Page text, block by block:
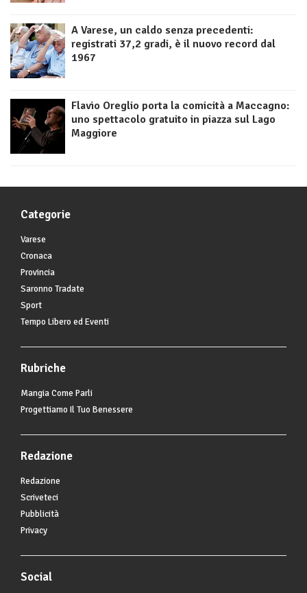
A Varese, un caldo senza precedenti:
registrati 37,2 gradi, è il nuovo record dal
1967
Flavio Oreglio porta la comicità a Maccagno:
uno spettacolo gratuito in piazza sul Lago
Maggiore
Categorie
Varese
Cronaca
Provincia
Saronno Tradate
Sport
Tempo Libero ed Eventi
Rubriche
Mangia Come Parli
Progettiamo Il Tuo Benessere
Redazione
Redazione
Scriveteci
Pubblicità
Privacy
Social